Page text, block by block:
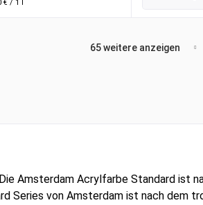
€ / 1 l
65 weitere anzeigen
Amsterdam Acrylfarbe Standard ist
Series von Amsterdam ist nach dem